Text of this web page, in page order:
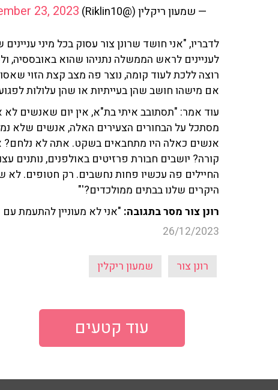
— שמעון ריקלין (@Riklin10)
23, 2023
לדבריו, "אני חושד שרונן צור עסוק בכל מיני
לעניינים לראש הממשלה נתניהו שהוא באובססיה,
רוצה ללכת לעוד קומה, נוצר פה מצב קצת הזוי
אם מישהו חושב שהן בעייתיות או שהן עלולות
עוד אמר: "תסתובב איתי בת"א, אין יום שאנשים
מסתכל על הבחורים הצעירים האלה, אנשים שלא
קורה? יושבים חבורת פרזיטים באולפנים, נותנים
החיילים פה עכשיו פחות נחשבים. רק חטופים.
היקרים שלנו בבתים ממולכדים?'"
רונן צור מסר בתגובה: "אני לא מעוניין להתעמת
26/12/2023
רונן צור שמעון ריקלין
עוד קטעים